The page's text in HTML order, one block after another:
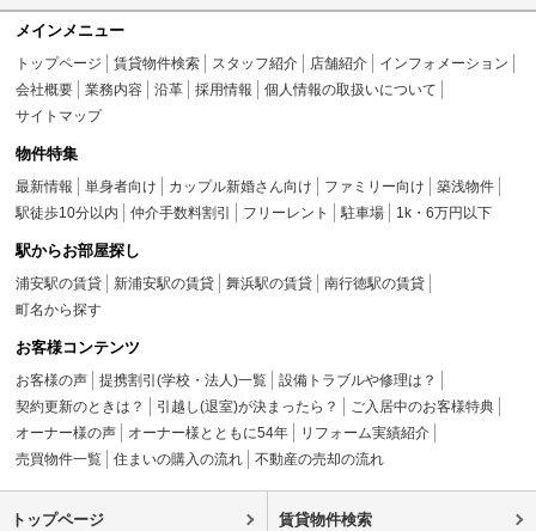
メインメニュー
トップページ 賃貸物件検索 スタッフ紹介 店舗紹介
インフォメーション
会社概要
業務内容 沿革 採用情報
個人情報の取扱いについて
サイトマップ
物件特集
最新情報 単身者向け カップル新婚さん向け ファミリー向け
築浅物件
駅徒歩10分以内
仲介手数料割引 フリーレント 駐車場 1k・6万円以下
駅からお部屋探し
浦安駅の賃貸 新浦安駅の賃貸 舞浜駅の賃貸
南行徳駅の賃貸
町名から探す
お客様コンテンツ
お客様の声 提携割引(学校・法人)一覧
設備トラブルや修理は？
契約更新のときは？
引越し(退室)が決まったら？
ご入居中のお客様特典
オーナー様の声
オーナー様とともに54年
リフォーム実績紹介
売買物件一覧
住まいの購入の流れ 不動産の売却の流れ
トップページ 賃貸物件検索